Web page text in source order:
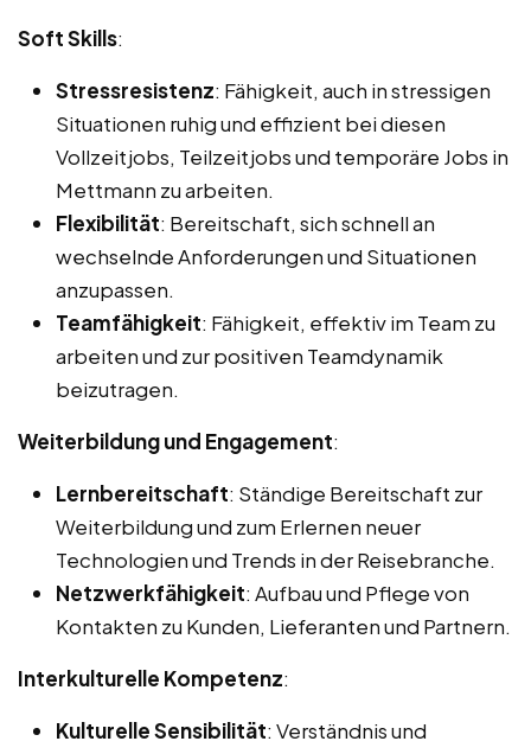
Soft Skills:
Stressresistenz: Fähigkeit, auch in stressigen
Situationen ruhig und effizient bei diesen
Vollzeitjobs, Teilzeitjobs und temporäre Jobs in
Mettmann zu arbeiten.
Flexibilität: Bereitschaft, sich schnell an
wechselnde Anforderungen und Situationen
anzupassen.
Teamfähigkeit: Fähigkeit, effektiv im Team zu
arbeiten und zur positiven Teamdynamik
beizutragen.
Weiterbildung und Engagement:
Lernbereitschaft: Ständige Bereitschaft zur
Weiterbildung und zum Erlernen neuer
Technologien und Trends in der Reisebranche.
Netzwerkfähigkeit: Aufbau und Pflege von
Kontakten zu Kunden, Lieferanten und Partnern.
Interkulturelle Kompetenz:
Kulturelle Sensibilität: Verständnis und